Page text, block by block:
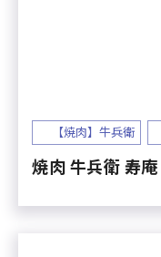
【焼肉】牛兵衛
焼肉 牛兵衛 寿